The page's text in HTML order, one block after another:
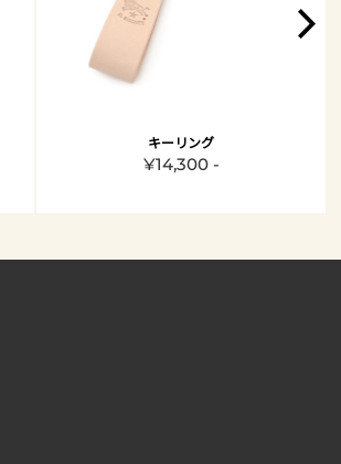
キーリング
¥14,300 -